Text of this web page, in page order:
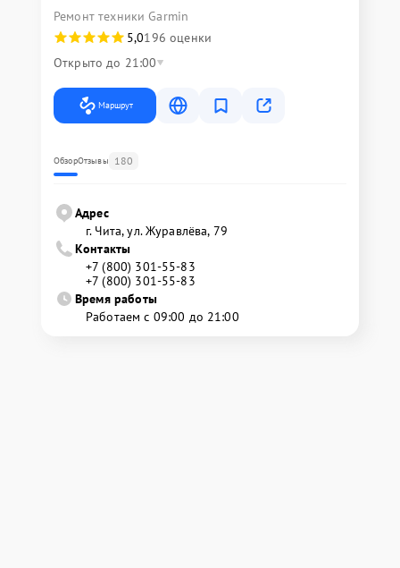
Ремонт техники Garmin
5,0196 оценки
Открыто до 21:00
Маршрут
ОбзорОтзывы 180
Адрес
г. Чита, ул. Журавлёва, 79
Контакты
+7 (800) 301-55-83
+7 (800) 301-55-83
Время работы
Работаем с 09:00 до 21:00